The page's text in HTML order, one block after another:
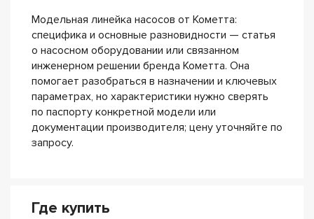
Модельная линейка насосов от Кометта:
специфика и основные разновидности — статья
о насосном оборудовании или связанном
инженерном решении бренда Кометта. Она
помогает разобраться в назначении и ключевых
параметрах, но характеристики нужно сверять
по паспорту конкретной модели или
документации производителя; цену уточняйте по
запросу.
Где купить